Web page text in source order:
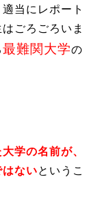
当にレポート
ごろごろいま
最難関大学の
学の名前が、
ないというこ